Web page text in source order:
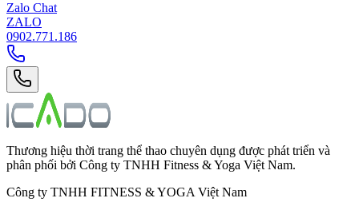
Zalo Chat
ZALO
0902.771.186
Thương hiệu thời trang thể thao chuyên dụng được phát triển và
phân phối bởi Công ty TNHH Fitness & Yoga Việt Nam.
Công ty TNHH FITNESS & YOGA Việt Nam